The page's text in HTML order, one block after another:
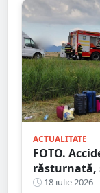
ACTUALITATE
FOTO.
răsturnată,
doi copii
18 iulie 2026